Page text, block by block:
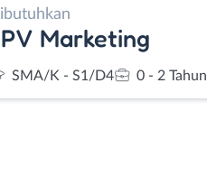
Marketing
SMA/K - S1/D4 0 - 2 Tahun